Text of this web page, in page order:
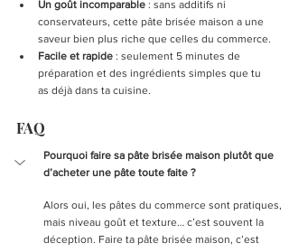
Un goût incomparable : sans additifs ni
conservateurs, cette pâte brisée maison a une
saveur bien plus riche que celles du commerce.
Facile et rapide : seulement 5 minutes de
préparation et des ingrédients simples que tu
as déjà dans ta cuisine.
FAQ
Pourquoi faire sa pâte brisée maison plutôt que
d’acheter une pâte toute faite ?
Alors oui, les pâtes du commerce sont pratiques,
mais niveau goût et texture… c’est souvent la
déception. Faire ta pâte brisée maison, c’est